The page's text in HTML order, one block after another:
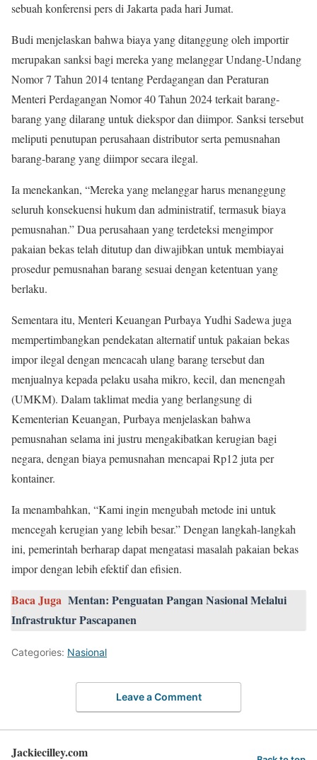
sebuah konferensi pers di Jakarta pada hari Jumat.
Budi menjelaskan bahwa biaya yang ditanggung oleh importir
merupakan sanksi bagi mereka yang melanggar Undang-Undang
Nomor 7 Tahun 2014 tentang Perdagangan dan Peraturan
Menteri Perdagangan Nomor 40 Tahun 2024 terkait barang-
barang yang dilarang untuk diekspor dan diimpor. Sanksi tersebut
meliputi penutupan perusahaan distributor serta pemusnahan
barang-barang yang diimpor secara ilegal.
Ia menekankan, “Mereka yang melanggar harus menanggung
seluruh konsekuensi hukum dan administratif, termasuk biaya
pemusnahan.” Dua perusahaan yang terdeteksi mengimpor
pakaian bekas telah ditutup dan diwajibkan untuk membiayai
prosedur pemusnahan barang sesuai dengan ketentuan yang
berlaku.
Sementara itu, Menteri Keuangan Purbaya Yudhi Sadewa juga
mempertimbangkan pendekatan alternatif untuk pakaian bekas
impor ilegal dengan mencacah ulang barang tersebut dan
menjualnya kepada pelaku usaha mikro, kecil, dan menengah
(UMKM). Dalam taklimat media yang berlangsung di
Kementerian Keuangan, Purbaya menjelaskan bahwa
pemusnahan selama ini justru mengakibatkan kerugian bagi
negara, dengan biaya pemusnahan mencapai Rp12 juta per
kontainer.
Ia menambahkan, “Kami ingin mengubah metode ini untuk
mencegah kerugian yang lebih besar.” Dengan langkah-langkah
ini, pemerintah berharap dapat mengatasi masalah pakaian bekas
impor dengan lebih efektif dan efisien.
Baca Juga Mentan: Penguatan Pangan Nasional Melalui
Infrastruktur Pascapanen
Categories: Nasional
Leave a Comment
Jackiecilley.com